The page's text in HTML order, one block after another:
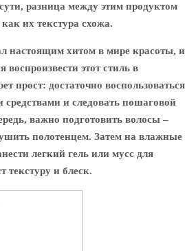
разница между этим продуктом
их текстура схожа.
настоящим хитом в мире красоты, и
воспроизвести этот стиль в
прост: достаточно воспользоваться
и следовать пошаговой
важно подготовить волосы –
полотенцем. Затем на влажные
легкий гель или мусс для
текстуру и блеск.